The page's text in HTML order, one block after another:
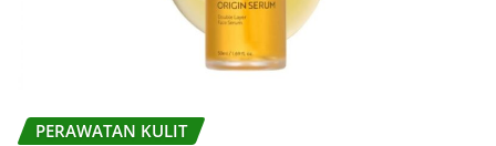
PERAWATAN KULIT